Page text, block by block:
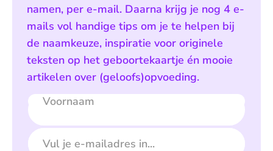
namen, per e-mail. Daarna krijg je nog 4 e-
mails vol handige tips om je te helpen bij
de naamkeuze, inspiratie voor originele
teksten op het geboortekaartje én mooie
artikelen over (geloofs)opvoeding.
Voornaam
E-mailadres